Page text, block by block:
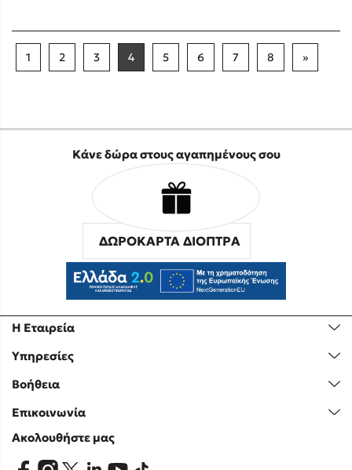
1 2 3 4 5 6 7 8 »
Η Εταιρεία
Υπηρεσίες
Βοήθεια
Επικοινωνία
Κάνε δώρα στους αγαπημένους σου
ΔΩΡΟΚΑΡΤΑ ΔΙΟΠΤΡΑ
Ακολουθήστε μας